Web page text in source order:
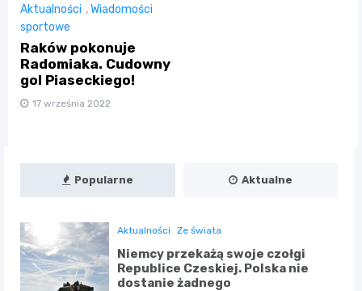
Aktualności ,Wiadomości
sportowe
Raków pokonuje
Radomiaka. Cudowny
gol Piaseckiego!
17 września 2022
Popularne Aktualne
Aktualności Ze świata
Niemcy przekażą swoje czołgi
Republice Czeskiej. Polska nie
dostanie żadnego